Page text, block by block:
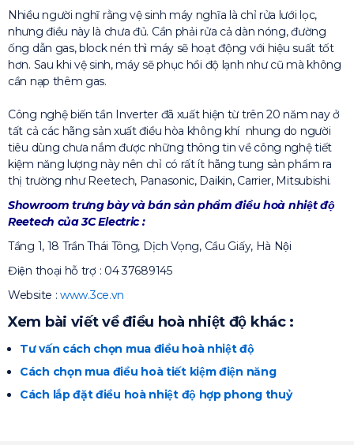
Nhiều người nghĩ rằng vệ sinh máy nghĩa là chỉ rửa lưới lọc,
nhưng điều này là chưa đủ. Cần phải rửa cả dàn nóng, đường
ống dẫn gas, block nén thì máy sẽ hoạt động với hiệu suất tốt
hơn. Sau khi vệ sinh, máy sẽ phục hồi độ lạnh như cũ mà không
cần nạp thêm gas.
Công nghệ biến tần Inverter đã xuất hiện từ trên 20 năm nay ở
tất cả các hãng sản xuất điều hòa không khí nhung do người
tiêu dùng chưa nắm được những thông tin về công nghệ tiết
kiệm năng lượng này nên chỉ có rất ít hãng tung sản phẩm ra
thị trường như Reetech, Panasonic, Daikin, Carrier, Mitsubishi.
Showroom trưng bày và bán sản phẩm điều hoà nhiệt độ
Reetech của 3C Electric :
Tầng 1, 18 Trần Thái Tông, Dịch Vọng, Cầu Giấy, Hà Nội
Điện thoại hỗ trợ : 04 37689145
Website : www.3ce.vn
Xem bài viết về điều hoà nhiệt độ khác :
Tư vấn cách chọn mua điều hoà nhiệt độ
Cách chọn mua điều hoà tiết kiệm điện năng
Cách lắp đặt điều hoà nhiệt độ hợp phong thuỷ